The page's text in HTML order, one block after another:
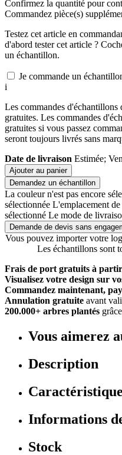
Confirmez la quantité pour
Commandez pièce(s)
Testez cet article en
d'abord tester cet article ?
un échantillon.
Je commande un
i
Les commandes
gratuites. Les commandes
gratuites si vous passez
seront toujours livrés sans
Date de livraison Estimée;
Ajouter au panier
Demandez un échantillon
La couleur n'est pas encore
sélectionnée L'emplacement de
sélectionné Le mode de
Demande de devis sans
Vous pouvez importer votre
Les échantillons sont
Frais de port gratuits à
Visualisez votre design sur
Commandez maintenant,
Annulation gratuite avant
200.000+ arbres plantés
Vous aimerez
Description
Informations
Stock